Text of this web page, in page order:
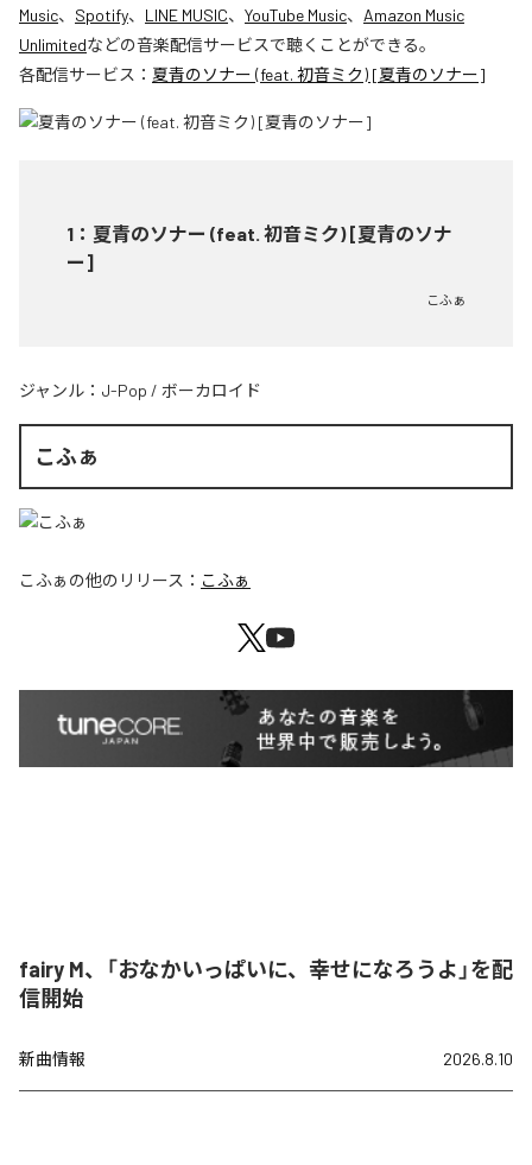
Music、 Spotify、 LINE MUSIC、 YouTube Music、 Amazon Music
Unlimitedなどの音楽配信サービスで聴くことができる。
各配信サービス： 夏青のソナー (feat. 初音ミク) [夏青のソナー]
1 ： 夏青のソナー (feat. 初音ミク) [夏青のソナ
ー]
こふぁ
ジャンル： J-Pop / ボーカロイド
こふぁ
こふぁ の他のリリース： こふぁ
fairy M、「おなかいっぱいに、幸せになろうよ」を配
信開始
新曲情報 2026.8.10